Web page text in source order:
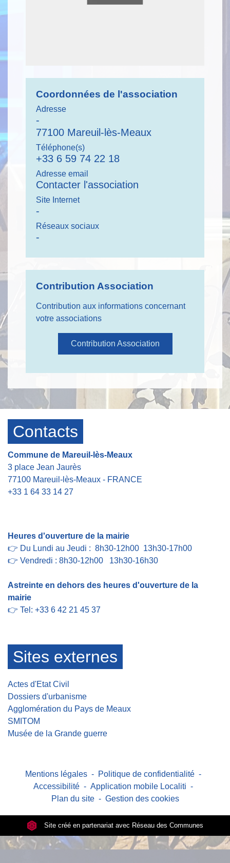
Coordonnées de l'association
Adresse
-
77100 Mareuil-lès-Meaux
Téléphone(s)
+33 6 59 74 22 18
Adresse email
Contacter l'association
Site Internet
-
Réseaux sociaux
-
Contribution Association
Contribution aux informations concernant
votre associations
Contribution Association
Contacts
Commune de Mareuil-lès-Meaux
3 place Jean Jaurès
77100 Mareuil-lès-Meaux - FRANCE
+33 1 64 33 14 27
Heures d'ouverture de la mairie
👉 Du Lundi au Jeudi : 8h30-12h00 13h30-17h00
👉 Vendredi : 8h30-12h00 13h30-16h30
Astreinte en dehors des heures d'ouverture de la
mairie
👉 Tel: +33 6 42 21 45 37
Sites externes
Actes d'Etat Civil
Dossiers d'urbanisme
Agglomération du Pays de Meaux
SMITOM
Musée de la Grande guerre
Mentions légales - Politique de confidentialité -
Accessibilité - Application mobile Localiti -
Plan du site - Gestion des cookies
Site créé en partenariat avec Réseau des Communes